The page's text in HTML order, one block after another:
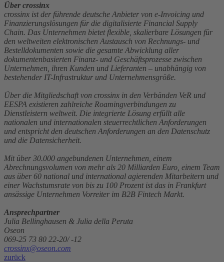
Über crossinx
crossinx ist der führende deutsche Anbieter von e-Invoicing und
Finanzierungslösungen für die digitalisierte Financial Supply
Chain. Das Unternehmen bietet flexible, skalierbare Lösungen für
den weltweiten elektronischen Austausch von Rechnungs- und
Bestelldokumenten sowie die gesamte Abwicklung aller
dokumentenbasierten Finanz- und Geschäftsprozesse zwischen
Unternehmen, ihren Kunden und Lieferanten – unabhängig von
bestehender IT-Infrastruktur und Unternehmensgröße.
Über die Mitgliedschaft von crossinx in den Verbänden VeR und
EESPA existieren zahlreiche Roamingverbindungen zu
Dienstleistern weltweit. Die integrierte Lösung erfüllt alle
nationalen und internationalen steuerrechtlichen Anforderungen
und entspricht den deutschen Anforderungen an den Datenschutz
und die Datensicherheit.
Mit über 30.000 angebundenen Unternehmen, einem
Abrechnungsvolumen von mehr als 20 Milliarden Euro, einem Team
aus über 60 national und international agierenden Mitarbeitern und
einer Wachstumsrate von bis zu 100 Prozent ist das in Frankfurt
ansässige Unternehmen Vorreiter im B2B Fintech Markt.
Ansprechpartner
Julia Bellinghausen & Julia della Peruta
Oseon
069-25 73 80 22-20/ -12
crossinx@oseon.com
zurück